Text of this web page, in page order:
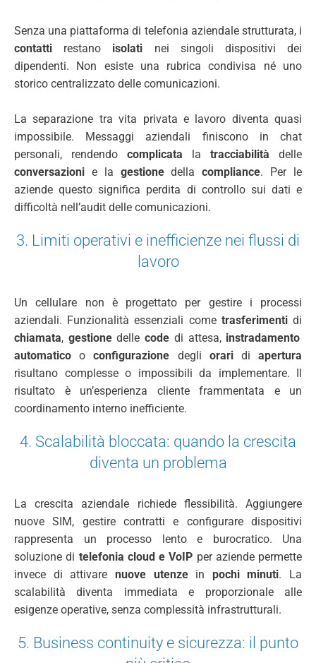
Senza una piattaforma di telefonia aziendale strutturata, i
contatti restano isolati nei singoli dispositivi dei
dipendenti. Non esiste una rubrica condivisa né uno
storico centralizzato delle comunicazioni.
La separazione tra vita privata e lavoro diventa quasi
impossibile. Messaggi aziendali finiscono in chat
personali, rendendo complicata la tracciabilità delle
conversazioni e la gestionedellacompliance. Per le
aziende questo significa perdita di controllo sui dati e
difficoltà nell’audit delle comunicazioni.
3. Limiti operativi e inefficienze nei flussi di
lavoro
Un cellulare non è progettato per gestire i processi
aziendali. Funzionalità essenziali come trasferimentidi
chiamata, gestionedellecode di attesa, instradamento
automaticooconfigurazione degli orari diapertura
risultano complesse o impossibili da implementare. Il
risultato è un’esperienza cliente frammentata e un
coordinamento interno inefficiente.
4. Scalabilità bloccata: quando la crescita
diventa un problema
La crescita aziendale richiede flessibilità. Aggiungere
nuove SIM, gestire contratti e configurare dispositivi
rappresenta un processo lento e burocratico. Una
soluzione di telefonia cloud e VoIP per aziende permette
invece di attivare nuove utenze in pochi minuti. La
scalabilità diventa immediata e proporzionale alle
esigenze operative, senza complessità infrastrutturali.
5. Business continuity e sicurezza: il punto